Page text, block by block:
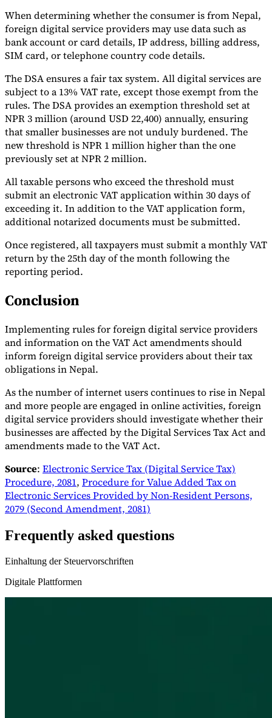
Werkzeuge
VAT-RechnerGST-Rechner Verkaufssteuer-Rechner
Experts
Unsere Autoren Beitragender werden
When determining whether the consumer is from Nepal,
foreign digital service providers may use data such as
bank account or card details, IP address, billing address,
SIM card, or telephone country code details.
The DSA ensures a fair tax system. All digital services are
subject to a 13% VAT rate, except those exempt from the
rules. The DSA provides an exemption threshold set at
NPR 3 million (around USD 22,400) annually, ensuring
that smaller businesses are not unduly burdened. The
new threshold is NPR 1 million higher than the one
previously set at NPR 2 million.
All taxable persons who exceed the threshold must
submit an electronic VAT application within 30 days of
exceeding it. In addition to the VAT application form,
additional notarized documents must be submitted.
Once registered, all taxpayers must submit a monthly VAT
return by the 25th day of the month following the
reporting period.
Conclusion
Implementing rules for foreign digital service providers
and information on the VAT Act amendments should
inform foreign digital service providers about their tax
obligations in Nepal.
As the number of internet users continues to rise in Nepal
and more people are engaged in online activities, foreign
digital service providers should investigate whether their
businesses are affected by the Digital Services Tax Act and
amendments made to the VAT Act.
Source: Electronic Service Tax (Digital Service Tax)
Procedure, 2081, Procedure for Value Added Tax on
Electronic Services Provided by Non-Resident Persons,
2079 (Second Amendment, 2081)
Frequently asked questions
Einhaltung der Steuervorschriften
Digitale Plattformen